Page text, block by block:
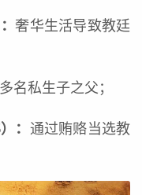
奢华生活导致教廷
多名私生子之父；
： 通过贿赂当选教